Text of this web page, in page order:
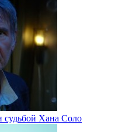
судьбой Хана Соло